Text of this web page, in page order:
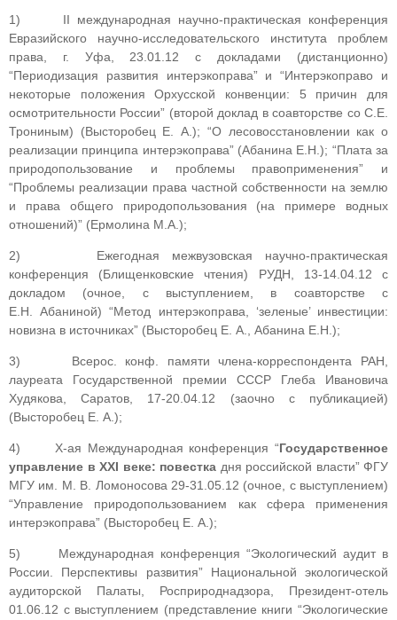
1) II международная научно-практическая конференция
Евразийского научно-исследовательского института проблем
права, г. Уфа, 23.01.12 с докладами (дистанционно)
“Периодизация развития интерэкоправа” и “Интерэкоправо и
некоторые положения Орхусской конвенции: 5 причин для
осмотрительности России” (второй доклад в соавторстве со С.Е.
Трониным) (Высторобец Е. А.); “О лесовосстановлении как о
реализации принципа интерэкоправа” (Абанина Е.Н.); “Плата за
природопользование и проблемы правоприменения” и
“Проблемы реализации права частной собственности на землю
и права общего природопользования (на примере водных
отношений)” (Ермолина М.А.);
2) Ежегодная межвузовская научно-практическая
конференция (Блищенковские чтения) РУДН, 13-14.04.12 с
докладом (очное, с выступлением, в соавторстве с
Е.Н. Абаниной) “Метод интерэкоправа, ‘зеленые’ инвестиции:
новизна в источниках” (Высторобец Е. А., Абанина Е.Н.);
3) Всерос. конф. памяти члена-корреспондента РАН,
лауреата Государственной премии СССР Глеба Ивановича
Худякова, Саратов, 17-20.04.12 (заочно с публикацией)
(Высторобец Е. А.);
4) Х-ая Международная конференция “Государственное
управление в XXI веке: повестка дня российской власти” ФГУ
МГУ им. М. В. Ломоносова 29-31.05.12 (очное, с выступлением)
“Управление природопользованием как сфера применения
интерэкоправа” (Высторобец Е. А.);
5) Международная конференция “Экологический аудит в
России. Перспективы развития” Национальной экологической
аудиторской Палаты, Росприроднадзора, Президент-отель
01.06.12 с выступлением (представление книги “Экологические